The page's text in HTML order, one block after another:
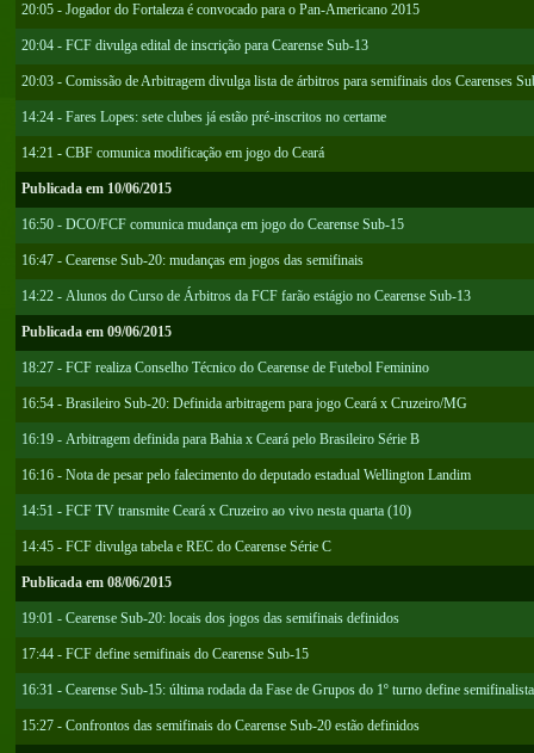
20:05 - Jogador do Fortaleza é convocado para o Pan-Americano 2015
20:04 - FCF divulga edital de inscrição para Cearense Sub-13
20:03 - Comissão de Arbitragem divulga lista de árbitros para semifinais dos Cearenses
14:24 - Fares Lopes: sete clubes já estão pré-inscritos no certame
14:21 - CBF comunica modificação em jogo do Ceará
Publicada em 10/06/2015
16:50 - DCO/FCF comunica mudança em jogo do Cearense Sub-15
16:47 - Cearense Sub-20: mudanças em jogos das semifinais
14:22 - Alunos do Curso de Árbitros da FCF farão estágio no Cearense Sub-13
Publicada em 09/06/2015
18:27 - FCF realiza Conselho Técnico do Cearense de Futebol Feminino
16:54 - Brasileiro Sub-20: Definida arbitragem para jogo Ceará x Cruzeiro/MG
16:19 - Arbitragem definida para Bahia x Ceará pelo Brasileiro Série B
16:16 - Nota de pesar pelo falecimento do deputado estadual Wellington Landim
14:51 - FCF TV transmite Ceará x Cruzeiro ao vivo nesta quarta (10)
14:45 - FCF divulga tabela e REC do Cearense Série C
Publicada em 08/06/2015
19:01 - Cearense Sub-20: locais dos jogos das semifinais definidos
17:44 - FCF define semifinais do Cearense Sub-15
16:31 - Cearense Sub-15: última rodada da Fase de Grupos do 1º turno define
15:27 - Confrontos das semifinais do Cearense Sub-20 estão definidos